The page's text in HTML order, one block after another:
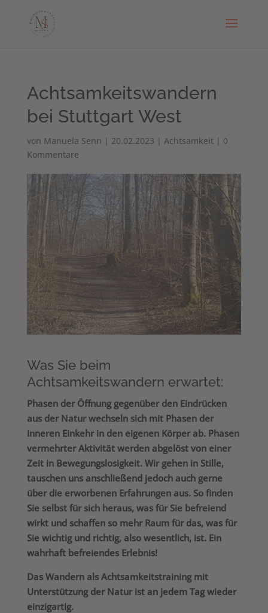
Achtsamkeitswandern
bei Stuttgart West
von Manuela Senn | 20.02.2023 | Achtsamkeit| 0
Kommentare
Was Sie beim
Achtsamkeitswandern erwartet:
Phasen der Öffnung gegenüber den Eindrücken
aus der Natur wechseln sich mit Phasen der
inneren Einkehr in den eigenen Körper ab. Phasen
vermehrter Aktivität werden abgelöst von einer
Zeit in Bewegungslosigkeit. Wir gehen in Stille,
tauschen uns anschließend jedoch auch gerne
über die erworbenen Erfahrungen aus. So finden
Sie selbst für sich heraus, was für Sie befreiend
wirkt und schaffen so mehr Raum für das, was für
Sie wichtig und richtig, also wesentlich, ist. Ein
wahrhaft befreiendes Erlebnis!
Das Wandern als Achtsamkeitstraining mit
Unterstützung der Natur ist an jedem Tag wieder
einzigartig.